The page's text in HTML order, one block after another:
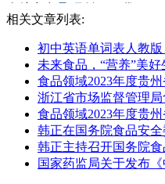
相关文章列表:
初中英语单词表人教
未来食品，“营养”美好
食品领域2023年度贵
浙江省市场监督管理
食品领域2023年度贵
韩正在国务院食品安
韩正主持召开国务院
国家药监局关于发布